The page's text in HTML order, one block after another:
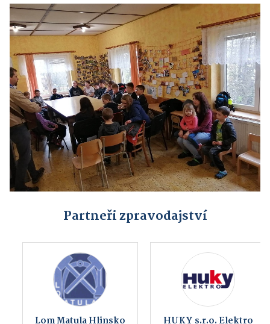
Partneři zpravodajství
Lom Matula Hlinsko HUKY s.r.o. Elektro